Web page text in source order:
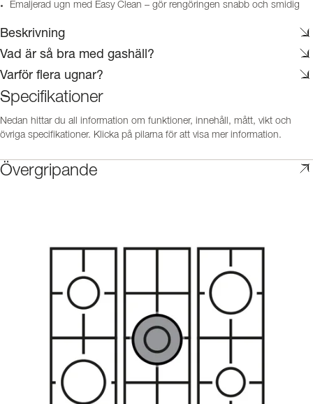
Emaljerad ugn med Easy Clean – gör rengöringen snabb och smidig
Beskrivning
Vad är så bra med gashäll?
Varför flera ugnar?
Specifikationer
Nedan hittar du all information om funktioner, innehåll, mått, vikt och
övriga specifikationer. Klicka på pilarna för att visa mer information.
Övergripande